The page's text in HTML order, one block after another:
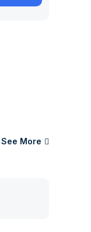
See More